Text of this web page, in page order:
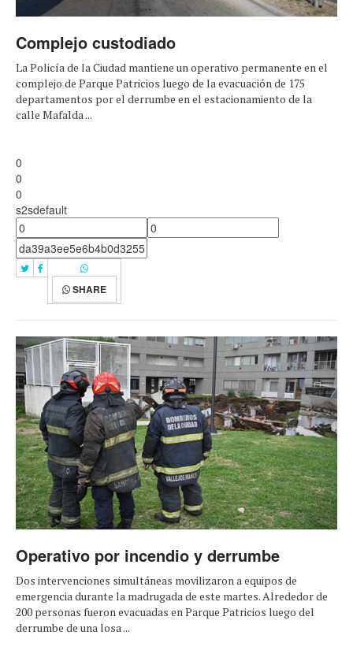
Complejo custodiado
La Policía de la Ciudad mantiene un operativo permanente en el
complejo de Parque Patricios luego de la evacuación de 175
departamentos por el derrumbe en el estacionamiento de la
calle Mafalda ...
0
0
0
s2sdefault
SHARE
Operativo por incendio y derrumbe
Dos intervenciones simultáneas movilizaron a equipos de
emergencia durante la madrugada de este martes. Alrededor de
200 personas fueron evacuadas en Parque Patricios luego del
derrumbe de una losa ...